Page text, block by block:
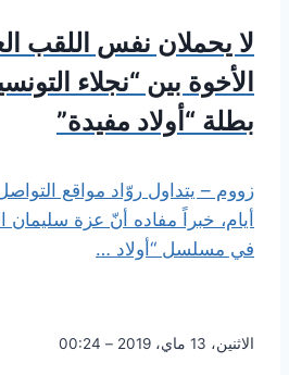
لا يحملان نفس اللقب
الأخوة بين “نجلاء
بطلة “أولاد مفيدة”
زووم – يتداول روّاد مواقع
أيام، خبراً مفاده أنّ عزة سليمان
في مسلسل “أولاد …
الاثنين، 13 ماي، 2019 – 00:24